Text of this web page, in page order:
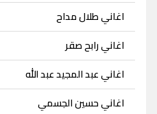
اغاني طلال مداح
اغاني رابح صقر
اغاني عبد المجيد عبد الله
اغاني حسين الجسمي